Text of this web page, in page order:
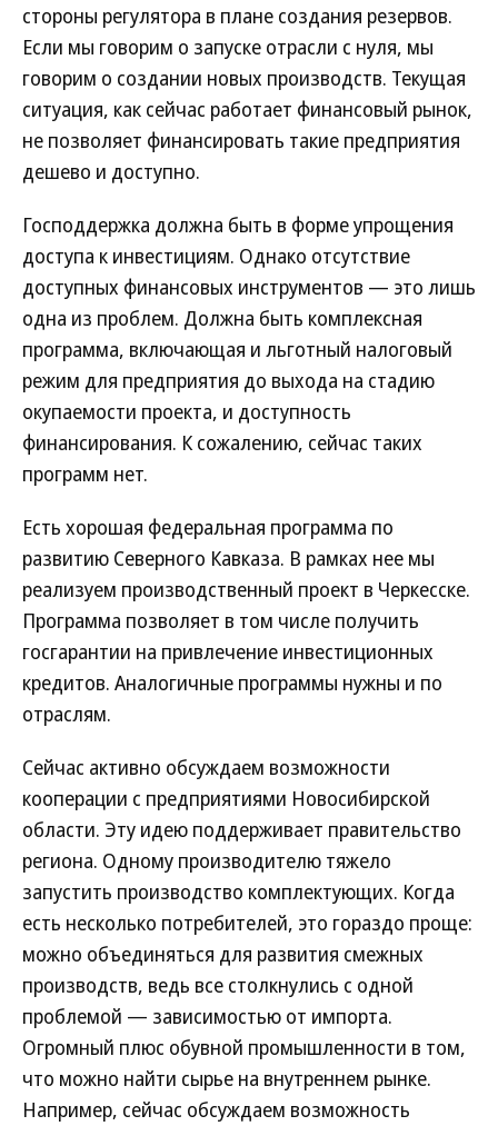
стороны регулятора в плане создания резервов.
Если мы говорим о запуске отрасли с нуля, мы
говорим о создании новых производств. Текущая
ситуация, как сейчас работает финансовый рынок,
не позволяет финансировать такие предприятия
дешево и доступно.
Господдержка должна быть в форме упрощения
доступа к инвестициям. Однако отсутствие
доступных финансовых инструментов — это лишь
одна из проблем. Должна быть комплексная
программа, включающая и льготный налоговый
режим для предприятия до выхода на стадию
окупаемости проекта, и доступность
финансирования. К сожалению, сейчас таких
программ нет.
Есть хорошая федеральная программа по
развитию Северного Кавказа. В рамках нее мы
реализуем производственный проект в Черкесске.
Программа позволяет в том числе получить
госгарантии на привлечение инвестиционных
кредитов. Аналогичные программы нужны и по
отраслям.
Сейчас активно обсуждаем возможности
кооперации с предприятиями Новосибирской
области. Эту идею поддерживает правительство
региона. Одному производителю тяжело
запустить производство комплектующих. Когда
есть несколько потребителей, это гораздо проще:
можно объединяться для развития смежных
производств, ведь все столкнулись с одной
проблемой — зависимостью от импорта.
Огромный плюс обувной промышленности в том,
что можно найти сырье на внутреннем рынке.
Например, сейчас обсуждаем возможность